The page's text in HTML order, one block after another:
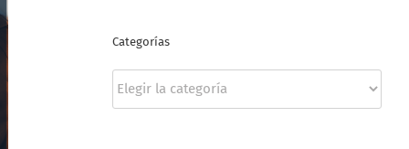
Categorías